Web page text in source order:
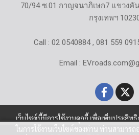
70/94 ซ.01 กาญจนาภิเษก7 แขวงคั
กรุงเทพฯ
Call : 02 0540884 , 081 559
Email :
เว็บไซต์นี้มีการใช้งานคุกกี้ เพื่อเพิ่มประสิ
ในการใช้งานเว็บไซต์ของท่าน ท่านสามารถ